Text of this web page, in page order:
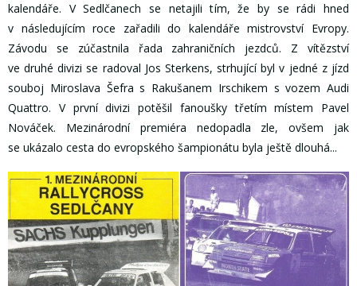
kalendáře. V Sedlčanech se netajili tím, že by se rádi hned
v následujícím roce zařadili do kalendáře mistrovství Evropy.
Závodu se zúčastnila řada zahraničních jezdců. Z vítězství
ve druhé divizi se radoval Jos Sterkens, strhující byl v jedné z jízd
souboj Miroslava Šefra s Rakušanem Irschikem s vozem Audi
Quattro. V první divizi potěšil fanoušky třetím místem Pavel
Nováček. Mezinárodní premiéra nedopadla zle, ovšem jak
se ukázalo cesta do evropského šampionátu byla ještě dlouhá...